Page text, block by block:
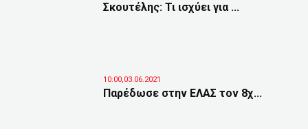
Σκουτέλης: Τι ισχύει για ...
10:00,03.06.2021
Παρέδωσε στην ΕΛΑΣ τον 8χ...